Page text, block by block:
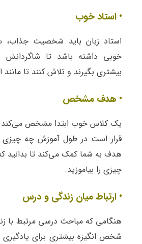
• استاد خوب
استاد زبان باید شخصیت
خوبی داشته باشد تا شاگردانش
بیشتری بگیرند و تلاش کنند تا
• هدف مشخص
یک کلاس خوب ابتدا مشخص می‌کند
قرار است در طول آموزش چه چیزی
هدف به شما کمک می‌کند تا بدانید
چیزی را بیاموزید.
• ارتباط میان زندگی و درس
هنگامی که مباحث درسی مرتبط با
شخص انگیزه بیشتری برای یادگیری